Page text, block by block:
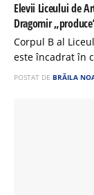
Elevii Liceului de
Dragomir
Corpul B al
este încadrat în
POSTAT DE BRĂILA